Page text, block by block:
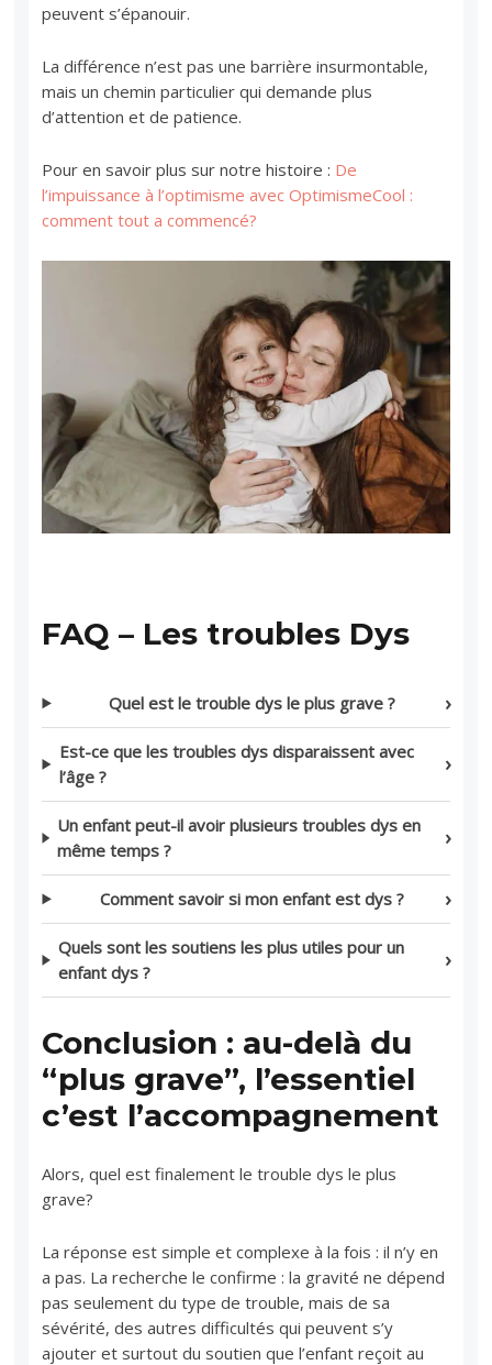
peuvent s’épanouir.
La différence n’est pas une barrière insurmontable,
mais un chemin particulier qui demande plus
d’attention et de patience.
Pour en savoir plus sur notre histoire : De
l’impuissance à l’optimisme avec OptimismeCool :
comment tout a commencé?
FAQ – Les troubles Dys
Quel est le trouble dys le plus grave ?
Est-ce que les troubles dys disparaissent avec
l’âge ?
Un enfant peut-il avoir plusieurs troubles dys en
même temps ?
Comment savoir si mon enfant est dys ?
Quels sont les soutiens les plus utiles pour un
enfant dys ?
Conclusion : au-delà du
“plus grave”, l’essentiel
c’est l’accompagnement
Alors, quel est finalement le trouble dys le plus
grave?
La réponse est simple et complexe à la fois : il n’y en
a pas. La recherche le confirme : la gravité ne dépend
pas seulement du type de trouble, mais de sa
sévérité, des autres difficultés qui peuvent s’y
ajouter et surtout du soutien que l’enfant reçoit au